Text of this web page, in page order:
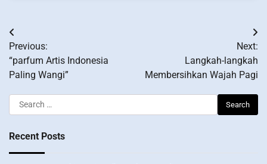
Post
navigation
Previous:
“parfum Artis Indonesia
Paling Wangi”
Next:
Langkah-langkah
Membersihkan Wajah Pagi
Search
for:
Recent Posts